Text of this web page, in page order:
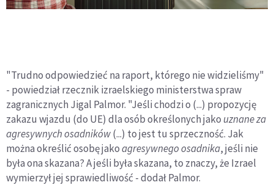
"Trudno odpowiedzieć na raport, którego nie widzieliśmy"
- powiedział rzecznik izraelskiego ministerstwa spraw
zagranicznych Jigal Palmor. "Jeśli chodzi o (...) propozycję
zakazu wjazdu (do UE) dla osób określonych jako uznane za
agresywnych osadników(...) to jest tu sprzeczność. Jak
można określić osobę jakoagresywnego osadnika, jeśli nie
była ona skazana? A jeśli była skazana, to znaczy, że Izrael
wymierzył jej sprawiedliwość - dodał Palmor.